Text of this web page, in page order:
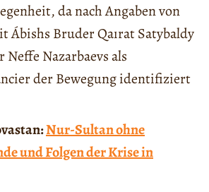
da nach Angaben von
Ábishs Bruder Qaırat Satybaldy
Nazarbaevs als
der Bewegung identifiziert
Nur-Sultan ohne
und Folgen der Krise in